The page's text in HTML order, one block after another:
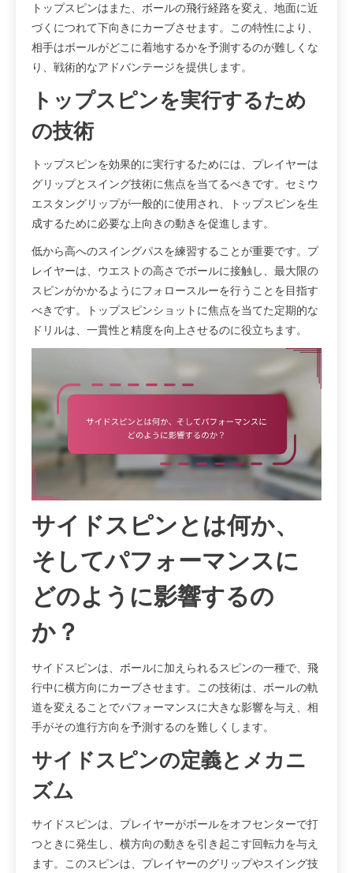
トップスピンはまた、ボールの飛行経路を変え、地面に近
づくにつれて下向きにカーブさせます。この特性により、
相手はボールがどこに着地するかを予測するのが難しくな
り、戦術的なアドバンテージを提供します。
トップスピンを実行するため
の技術
トップスピンを効果的に実行するためには、プレイヤーは
グリップとスイング技術に焦点を当てるべきです。セミウ
エスタングリップが一般的に使用され、トップスピンを生
成するために必要な上向きの動きを促進します。
低から高へのスイングパスを練習することが重要です。プ
レイヤーは、ウエストの高さでボールに接触し、最大限の
スピンがかかるようにフォロースルーを行うことを目指す
べきです。トップスピンショットに焦点を当てた定期的な
ドリルは、一貫性と精度を向上させるのに役立ちます。
サイドスピンとは何か、
そしてパフォーマンスに
どのように影響するの
か？
サイドスピンは、ボールに加えられるスピンの一種で、飛
行中に横方向にカーブさせます。この技術は、ボールの軌
道を変えることでパフォーマンスに大きな影響を与え、相
手がその進行方向を予測するのを難しくします。
サイドスピンの定義とメカニ
ズム
サイドスピンは、プレイヤーがボールをオフセンターで打
つときに発生し、横方向の動きを引き起こす回転力を与え
ます。このスピンは、プレイヤーのグリップやスイング技